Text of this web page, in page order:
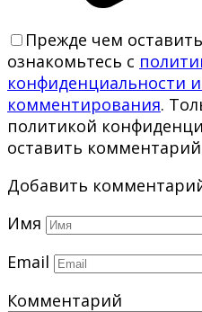
Прежде чем
ознакомьтесь с
конфиденциальности
комментирования.
политикой
оставить
Добавить
Имя
Email
Комментарий